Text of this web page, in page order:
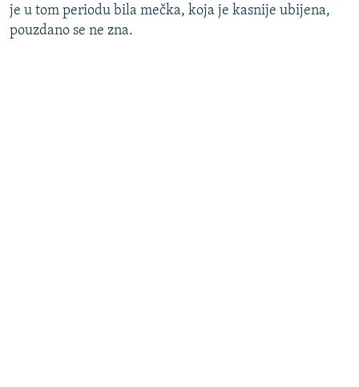
je u tom periodu bila mečka, koja je kasnije ubijena,
pouzdano se ne zna.